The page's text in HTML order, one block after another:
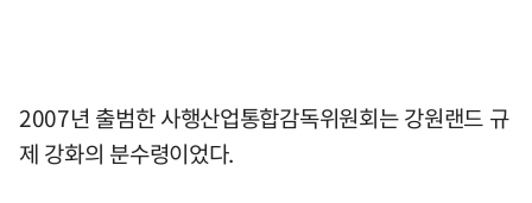
2007년 출범한 사행산업통합감독위원회는 강원랜드 규
제 강화의 분수령이었다.